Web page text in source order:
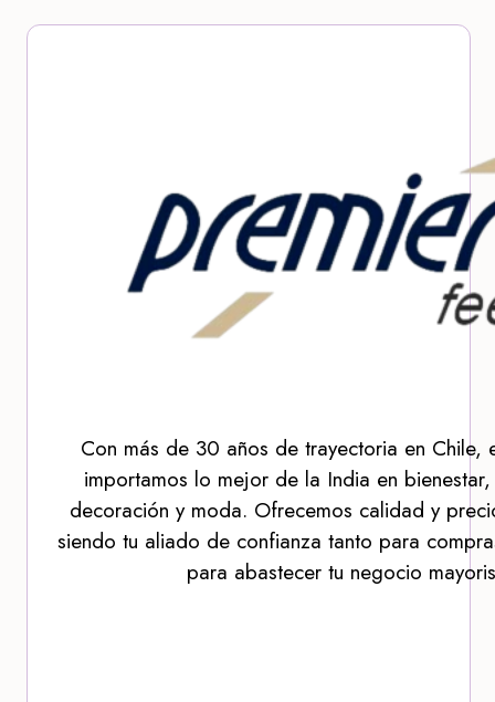
Con más de 30 años de trayectoria en Chile,
importamos lo mejor de la India en
decoración y moda. Ofrecemos calidad y
siendo tu aliado de confianza tanto para
para abastecer tu negocio